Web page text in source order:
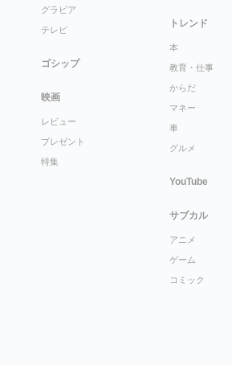
グラビア
テレビ
ゴシップ
映画
レビュー
プレゼント
特集
トレンド
本
教育・仕事
からだ
マネー
車
グルメ
YouTube
サブカル
アニメ
ゲーム
コミック